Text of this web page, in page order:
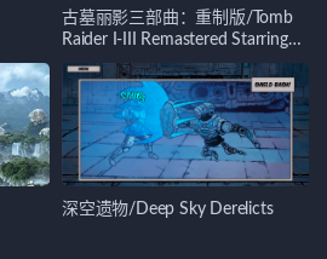
古墓丽影三部曲：重制版/Tomb
Raider I-III Remastered Starring
Lara Croft
深空遗物/Deep Sky Derelicts